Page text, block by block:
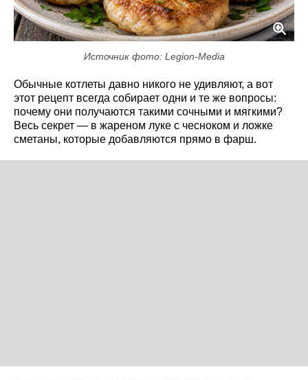
Источник фото: Legion-Media
Обычные котлеты давно никого не удивляют, а вот
этот рецепт всегда собирает одни и те же вопросы:
почему они получаются такими сочными и мягкими?
Весь секрет — в жареном луке с чесноком и ложке
сметаны, которые добавляются прямо в фарш.